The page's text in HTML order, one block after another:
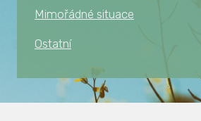
Mimořádné situace
Ostatní